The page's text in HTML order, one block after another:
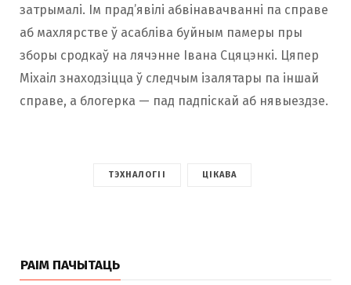
затрымалі. Ім прад’явілі абвінавачванні па справе
аб махлярстве ў асабліва буйным памеры пры
зборы сродкаў на лячэнне Івана Сцяцэнкі. Цяпер
Міхаіл знаходзіцца ў следчым ізалятары па іншай
справе, а блогерка — пад падпіскай аб нявыездзе.
ТЭХНАЛОГІІ ЦІКАВА
РАІМ ПАЧЫТАЦЬ